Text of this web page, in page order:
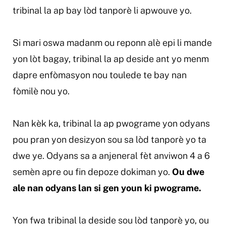
tribinal la ap bay lòd tanporè li apwouve yo.
Si mari oswa madanm ou reponn alè epi li mande
yon lòt bagay, tribinal la ap deside ant yo menm
dapre enfòmasyon nou toulede te bay nan
fòmilè nou yo.
Nan kèk ka, tribinal la ap pwograme yon odyans
pou pran yon desizyon sou sa lòd tanporè yo ta
dwe ye. Odyans sa a anjeneral fèt anviwon 4 a 6
semèn apre ou fin depoze dokiman yo. Ou dwe
ale nan odyans lan si gen youn ki pwograme.
Yon fwa tribinal la deside sou lòd tanporè yo, ou